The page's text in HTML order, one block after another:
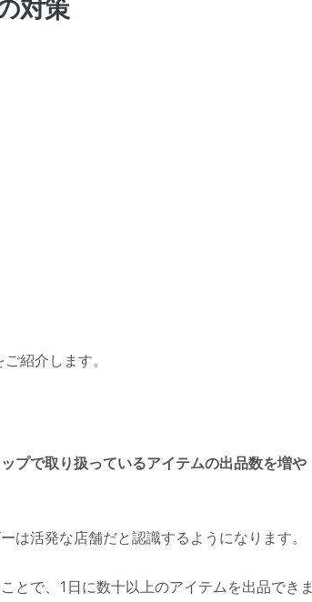
対策
紹介します。
プで取り扱っているアイテムの出品数を増や
活発な店舗だと認識するようになります。
とで、1日に数十以上のアイテムを出品できま